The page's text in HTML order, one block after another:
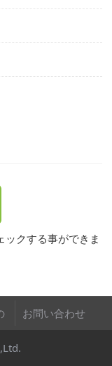
クする事ができま
お問い合わせ